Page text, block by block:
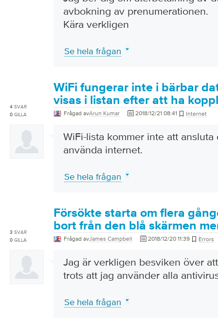
avbokning av prenumerationen.
Kära verkligen
Se hela frågan
4 SVAR
0 GILLA
WiFi fungerar inte i bärbar
visas i listan efter att ha
Frågad avArun Kumar 2018/12/21 08:41 Internet
WiFi-lista kommer inte att ansluta
använda internet.
Se hela frågan
3 SVAR
0 GILLA
Försökte starta om flera
bort från den blå skärmen
Frågad avJames Campbell 2018/12/20 11:39 Errors
Jag är verkligen besviken över
trots att jag använder alla
Se hela frågan